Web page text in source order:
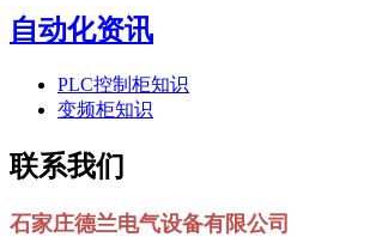
自动化资讯
PLC控制柜知识
变频柜知识
联系我们
石家庄德兰电气设备有限公司